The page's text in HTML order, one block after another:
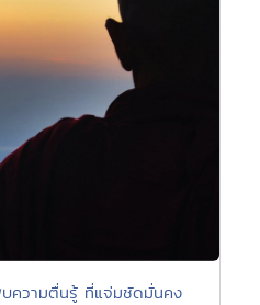
บความตื่นรู้ ที่แจ่มชัดมั่นคง